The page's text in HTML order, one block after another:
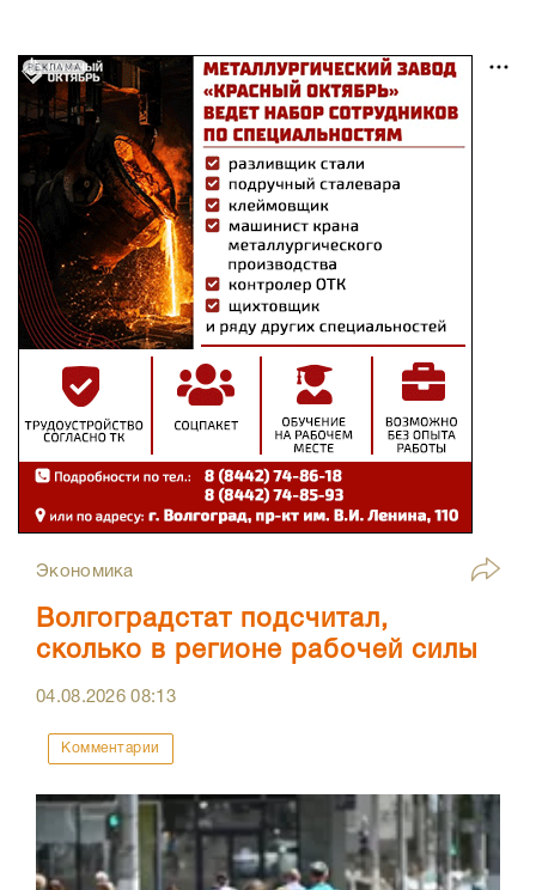
РЕКЛАМА
Экономика
Волгоградстат подсчитал,
сколько в регионе рабочей силы
04.08.202608:13
Комментарии